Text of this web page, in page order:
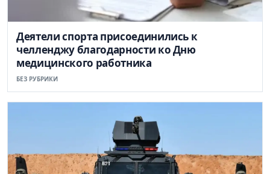
Деятели спорта присоединились к
челленджу благодарности ко Дню
медицинского работника
БЕЗ РУБРИКИ